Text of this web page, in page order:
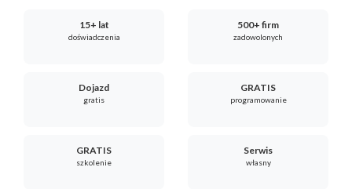
15+ lat
doświadczenia
500+ firm
zadowolonych
Dojazd
gratis
GRATIS
programowanie
GRATIS
szkolenie
Serwis
własny